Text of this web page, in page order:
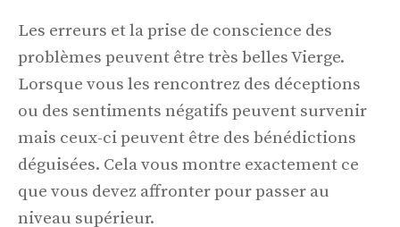
Les erreurs et la prise de conscience des
problèmes peuvent être très belles Vierge.
Lorsque vous les rencontrez des déceptions
ou des sentiments négatifs peuvent survenir
mais ceux-ci peuvent être des bénédictions
déguisées. Cela vous montre exactement ce
que vous devez affronter pour passer au
niveau supérieur.